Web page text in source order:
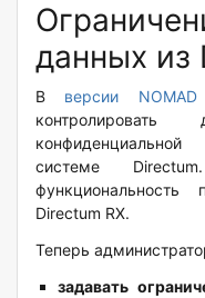
данных из
В версии
системе
Directum RX.
Теперь
задавать